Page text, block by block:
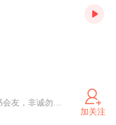
热爱生活，也欣赏热爱生活的人。 以书会友，非诚勿扰。 祝有缘相识的书友们幸福快乐！
加关注